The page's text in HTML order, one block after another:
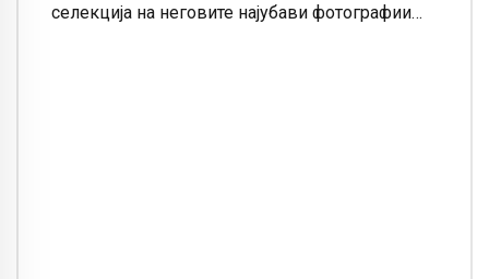
селекција на неговите најубави фотографии…